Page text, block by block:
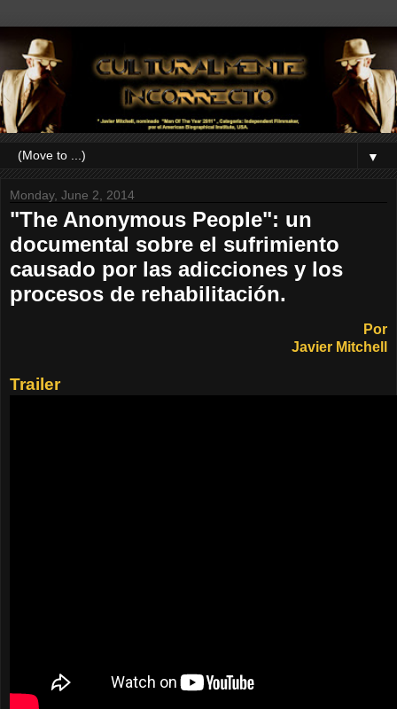
▼
Monday, June 2, 2014
"The Anonymous People": un
documental sobre el sufrimiento
causado por las adicciones y los
procesos de rehabilitación.
Por
Javier Mitchell
Trailer